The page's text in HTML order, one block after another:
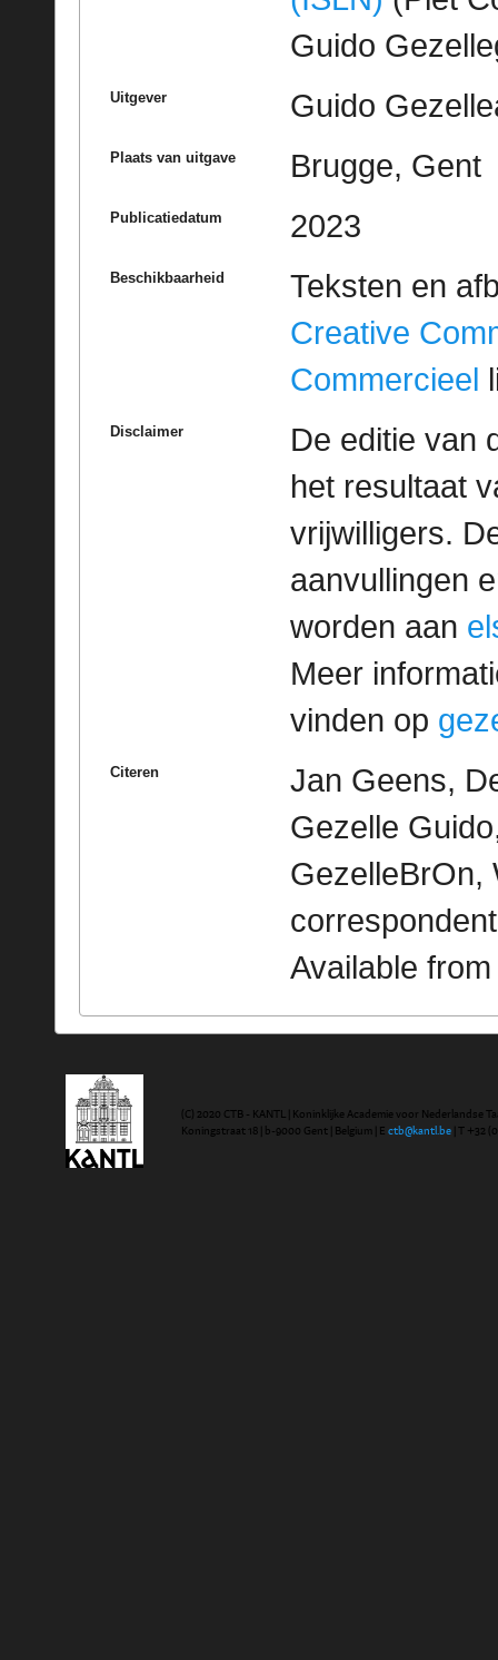
Guido
Uitgever Guido
Plaats van uitgave Brugge, Gent
Publicatiedatum 2023
Beschikbaarheid
Teksten en
Creative
Commercieel
Disclaimer
De editie van
het resultaat
vrijwilligers.
aanvullingen
worden aan
Meer
vinden op
Citeren
Jan Geens,
Gezelle
GezelleBrOn,
Available
(C) 2020 CTB - KANTL | Koninklijke Academie voor Nederlandse
Koningstraat 18 | b-9000 Gent | Belgium | E ctb@kantl.be | T +32